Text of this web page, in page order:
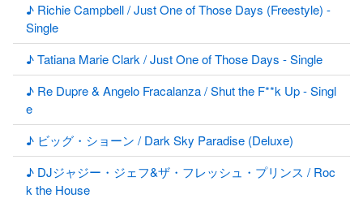
♪ Richie Campbell / Just One of Those Days (Freestyle) -
Single
♪ Tatiana Marie Clark / Just One of Those Days - Single
♪ Re Dupre & Angelo Fracalanza / Shut the F**k Up - Singl
e
♪ ビッグ・ショーン / Dark Sky Paradise (Deluxe)
♪ DJジャジー・ジェフ&ザ・フレッシュ・プリンス / Roc
k the House